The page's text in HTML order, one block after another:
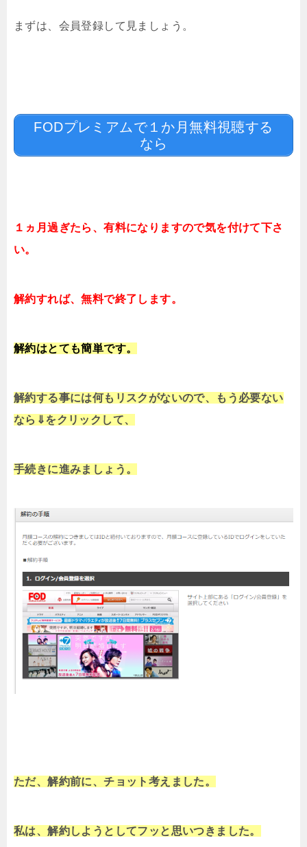
まずは、会員登録して見ましょう。
FODプレミアムで１か月無料視聴する
なら
１ヵ月過ぎたら、有料になりますので気を付けて下さ
い。
解約すれば、無料で終了します。
解約はとても簡単です。
解約する事には何もリスクがないので、もう必要ない
なら⇓をクリックして、
手続きに進みましょう。
ただ、解約前に、チョット考えました。
私は、解約しようとしてフッと思いつきました。